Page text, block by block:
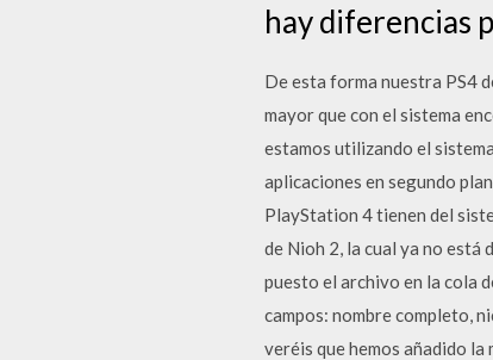
hay diferencias
De esta forma nuestra PS4
mayor que con el sistema
estamos utilizando el
aplicaciones en segundo
PlayStation 4 tienen del
de Nioh 2, la cual ya no está
puesto el archivo en la cola
campos: nombre completo,
veréis que hemos añadido